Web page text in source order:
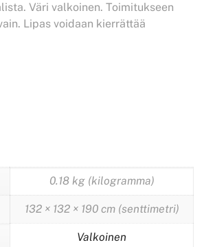
Väri valkoinen. Toimitukseen
Lipas voidaan kierrättää
0.18 kg (kilogramma)
132 × 132 × 190 cm (senttimetri)
Valkoinen